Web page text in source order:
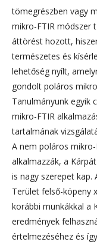
tömegrészben vagy
mikro-FTIR módszer
áttörést hozott,
természetes és
lehetőség nyílt,
gondolt poláros
Tanulmányunk egyik
mikro-FTIR
tartalmának
A nem poláros
alkalmazzák, a
is nagy szerepet kap.
Terület felső-köpeny
korábbi munkákkal a
eredmények
értelmezéséhez és